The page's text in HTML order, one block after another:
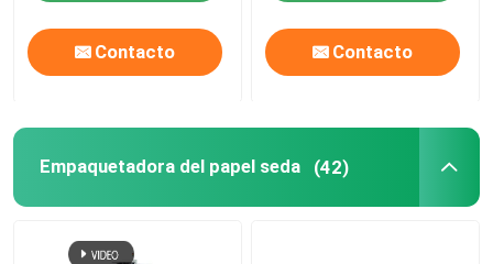
Contacto Contacto
Empaquetadora del papel seda (42)